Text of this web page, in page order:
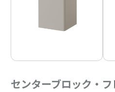
センターブロック・フ